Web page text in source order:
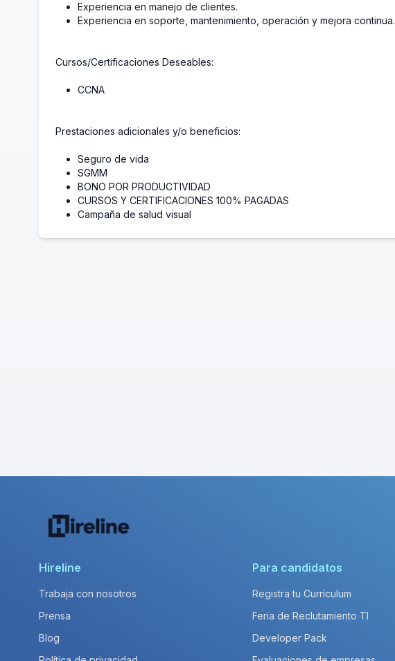
Experiencia en manejo de clientes.
Experiencia en soporte, mantenimiento, operación y mejora continua.
Cursos/Certificaciones Deseables:
CCNA
Prestaciones adicionales y/o beneficios:
Seguro de vida
SGMM
BONO POR PRODUCTIVIDAD
CURSOS Y CERTIFICACIONES 100% PAGADAS
Campaña de salud visual
Hireline
Trabaja con nosotros
Prensa
Blog
Para candidatos
Registra tu Currículum
Feria de Reclutamiento TI
Developer Pack